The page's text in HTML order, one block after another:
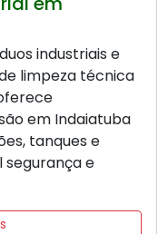
industriais e
limpeza técnica
em Indaiatuba
tanques e
segurança e